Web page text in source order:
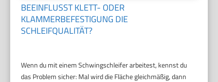
BEEINFLUSST KLETT- ODER
KLAMMERBEFESTIGUNG DIE
SCHLEIFQUALITÄT?
Wenn du mit einem Schwingschleifer arbeitest, kennst du
das Problem sicher: Mal wird die Fläche gleichmäßig, dann